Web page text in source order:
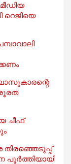
റെജിയെ
ചീഫ്
തിരഞ്ഞെടുപ്പ്
പൂർത്തിയായി